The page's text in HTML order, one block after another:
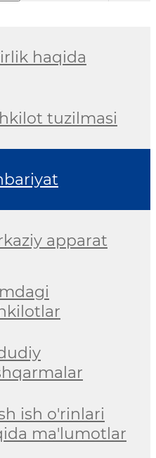
haqida
tuzilmasi
apparat
ish o'rinlari
ma'lumotlar